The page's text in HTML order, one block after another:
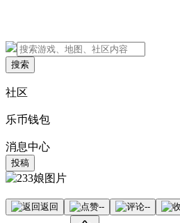
搜索
社区
乐币钱包
消息中心
投稿
返回 -- --